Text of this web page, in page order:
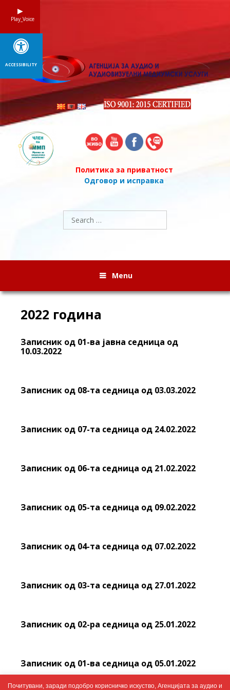
Политика за приватност
Одговор и исправка
Search
for:
Menu
2022 година
Записник од 01-ва јавна седница од
10.03.2022
Записник од 08-та седница од 03.03.2022
Записник од 07-та седница од 24.02.2022
Записник од 06-та седница од 21.02.2022
Записник од 05-та седница од 09.02.2022
Записник од 04-та седница од 07.02.2022
Записник од 03-та седница од 27.01.2022
Записник од 02-ра седница од 25.01.2022
Записник од 01-ва седница од 05.01.2022
Почитувани, заради подобро корисничко искуство, Агенцијата за аудио и
Play_Voice
ACCESSIBILITY